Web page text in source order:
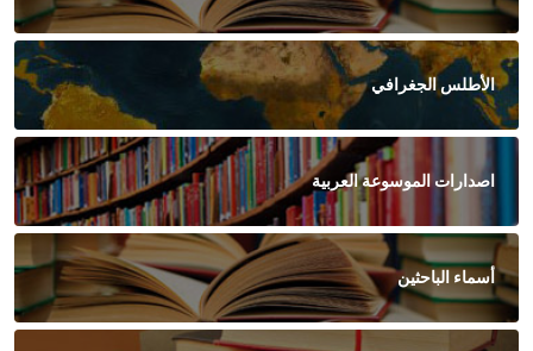
الأطلس الجغرافي
اصدارات الموسوعة العربية
أسماء الباحثين